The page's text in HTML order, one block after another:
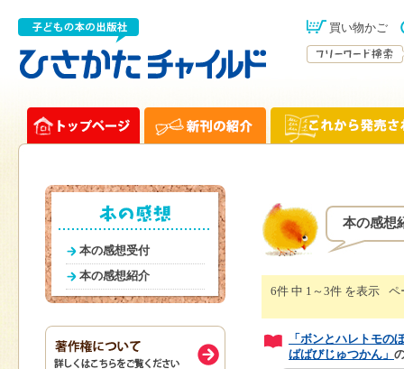
買い物かご
本の感想受付
本の感想紹介
本の感想
6件 中 1～3件 を表示 ペ
「ボンとハレトモ
ばばびじゅつかん」